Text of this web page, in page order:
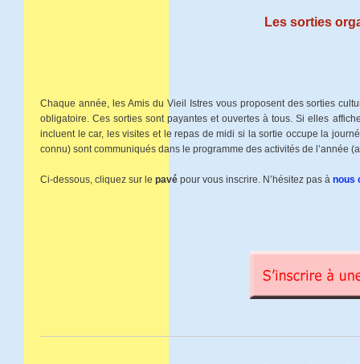
Les sorties
Chaque année, les Amis du Vieil Istres vous proposent des sorties
obligatoire. Ces sorties sont payantes et ouvertes à tous. Si elles
incluent le car, les visites et le repas de midi si la sortie occupe la
connu) sont communiqués dans le programme des activités de l’année
Ci-dessous, cliquez sur le pavé pour vous inscrire. N’hésitez pas à nous